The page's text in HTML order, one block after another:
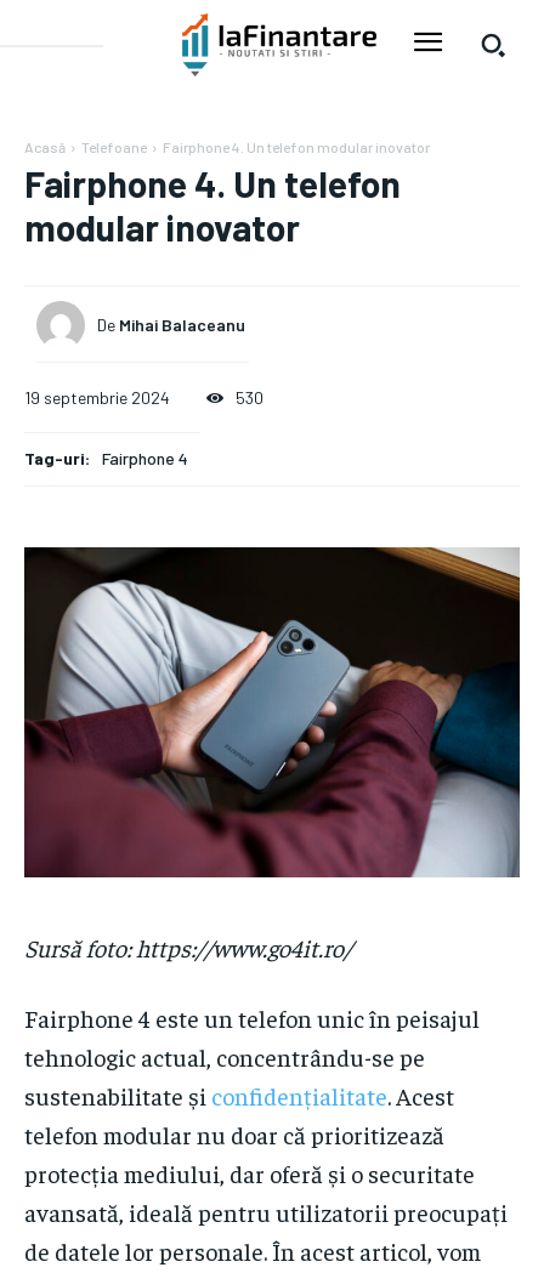
Acasă Telefoane Fairphone 4. Un telefon modular inovator
Fairphone 4. Un telefon
modular inovator
De Mihai Balaceanu
19 septembrie 2024 530
Tag-uri: Fairphone 4
Sursă foto: https://www.go4it.ro/
Fairphone 4 este un telefon unic în peisajul
tehnologic actual, concentrându-se pe
sustenabilitate și confidențialitate. Acest
telefon modular nu doar că prioritizează
protecția mediului, dar oferă și o securitate
avansată, ideală pentru utilizatorii preocupați
de datele lor personale. În acest articol, vom